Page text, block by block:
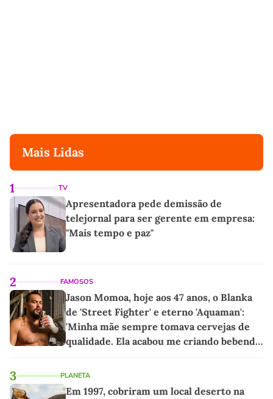
Mais Lidas
1 TV
Apresentadora pede demissão de
telejornal para ser gerente em empresa:
"Mais tempo e paz"
2 FAMOSOS
Jason Momoa, hoje aos 47 anos, o Blanka
de 'Street Fighter' e eterno 'Aquaman':
'Minha mãe sempre tomava cervejas de
qualidade. Ela acabou me criando bebendo
3 PLANETA
Em 1997, cobriram um local deserto na